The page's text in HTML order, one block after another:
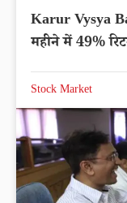
Karur Vysya
महीने में 49%
Stock Market